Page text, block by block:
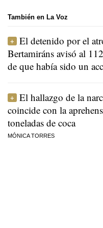
También en La Voz
El detenido por el
Bertamiráns avisó al
de que había sido un
El hallazgo de la
coincide con la
toneladas de coca
MÓNICA TORRES